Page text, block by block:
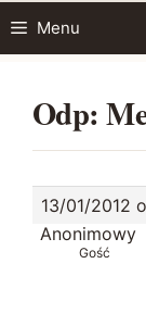
Menu
Odp:
13/01/2012
Anonimowy
Gość